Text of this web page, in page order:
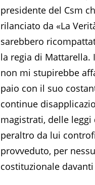
presidente del Csm
rilanciato da «La
sarebbero
la regia di Mattarella.
non mi stupirebbe
paio con il suo
continue
magistrati, delle
peraltro da lui
provveduto, per
costituzionale